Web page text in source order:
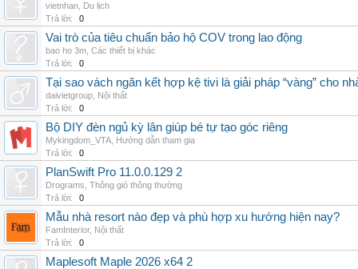
vietnhan Du lịch
Trả lời:
0
Vai trò của tiêu chuẩn bảo hộ COV trong lao động
bao ho 3m Các thiết bị khác
Trả lời:
0
Tại sao vách ngăn kết hợp kệ tivi là giải pháp “vàng” cho
daivietgroup Nội thất
Trả lời:
0
Bộ DIY đèn ngủ kỳ lân giúp bé tự tạo góc riêng
Mykingdom_VTA Hướng dẫn tham gia
Trả lời:
0
PlanSwift Pro 11.0.0.129 2
Drograms Thông gió thông thường
Trả lời:
0
Mẫu nhà resort nào đẹp và phù hợp xu hướng hiện nay?
FamInterior, Nội thất
Trả lời:
0
Maplesoft Maple 2026 x64 2